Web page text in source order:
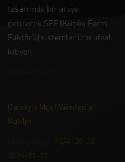
tasarımda bir araya
getirerek SFF (Küçük Form
Faktörü) sistemler için ideal
kılıyor.
Galaxy’s Most Wanted'a
Katılın
2024-08-20 -
2024-11-12